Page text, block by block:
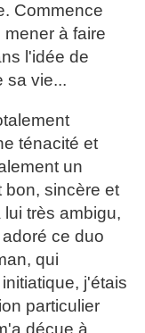
Commence
à faire
l'idée de
sa vie...
ténacité et
un
bon, sincère et
très ambigu,
ce duo
qui
j'étais
particulier
déçue à